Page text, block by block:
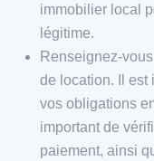
immobilier local
légitime.
Renseignez-
de location. Il est
vos obligations
important de
paiement, ainsi